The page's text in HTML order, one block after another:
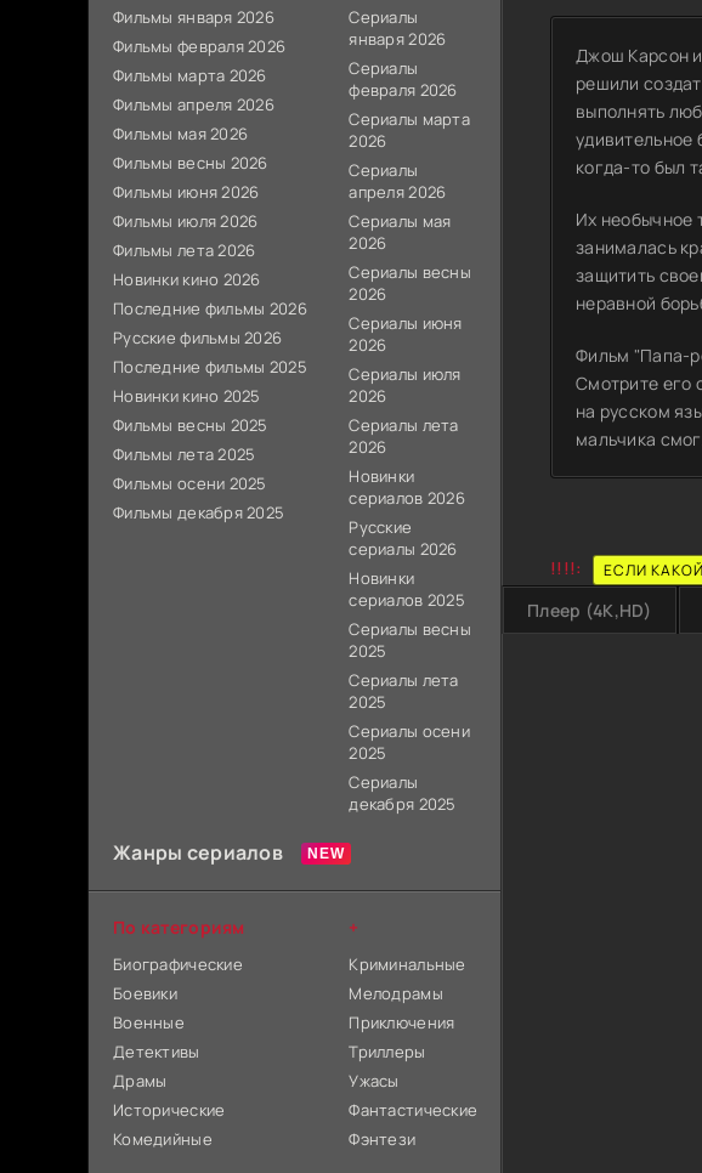
Джош Карсон
решили
выполнять
удивительное
когда-то был
Их необычное
занималась
защитить
неравной
Фильм "Папа-
Смотрите его
на русском
мальчика
!!!!: ЕСЛИ
Плеер (4K,HD)
Фильмы января 2026
Фильмы февраля 2026
Фильмы марта 2026
Фильмы апреля 2026
Фильмы мая 2026
Фильмы весны 2026
Фильмы июня 2026
Фильмы июля 2026
Фильмы лета 2026
Новинки кино 2026
Последние фильмы 2026
Русские фильмы 2026
Последние фильмы 2025
Новинки кино 2025
Фильмы весны 2025
Фильмы лета 2025
Фильмы осени 2025
Фильмы декабря 2025
Сериалы
января 2026
Сериалы
февраля 2026
Сериалы марта
2026
Сериалы
апреля 2026
Сериалы мая
2026
Сериалы весны
2026
Сериалы июня
2026
Сериалы июля
2026
Сериалы лета
2026
Новинки
сериалов 2026
Русские
сериалы 2026
Новинки
сериалов 2025
Сериалы весны
2025
Сериалы лета
2025
Сериалы осени
2025
Сериалы
декабря 2025
Жанры сериалов
По категориям
Биографические
Боевики
Военные
Детективы
Драмы
Исторические
Комедийные
+
Криминальные
Мелодрамы
Приключения
Триллеры
Ужасы
Фантастические
Фэнтези